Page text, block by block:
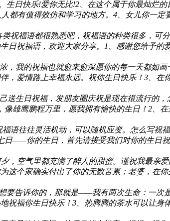
生日快乐!爱你无比!2、在这个属于你最灿烂
都有值得效仿和学习的地方。4、女儿你一定
祝福语都很熟悉吧，祝福语的种类很多，可
祝福语，欢迎大家分享。1、感谢您给予的
，我的祝福也就愈来愈深愿你的每一天都如
，爱情路上幸福永远。祝你生日快乐！3、在
送生日祝福，发朋友圈庆祝是现在很流行的
雄鹰鹏程万里，愿我拥有愉快的生日！2、
语往往灵活机动，可以随机应变。怎么写祝
——你的生日，首先请接受我们对你的生日
，空气里都充满了醉人的甜蜜。谨祝我最亲
个家确实付出了你的无数苦累；老婆，在
要告诉你的，那就是——我有两次生命：一次
福你生日快乐！3、热腾腾的茶水可以让身